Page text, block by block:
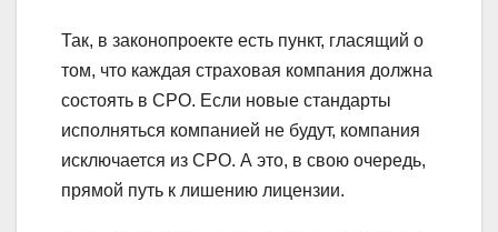
Так, в законопроекте есть пункт, гласящий о
том, что каждая страховая компания должна
состоять в СРО. Если новые стандарты
исполняться компанией не будут, компания
исключается из СРО. А это, в свою очередь,
прямой путь к лишению лицензии.